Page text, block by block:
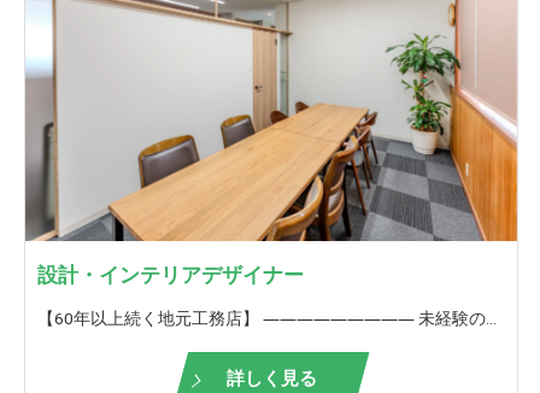
設計・インテリアデザイナー
詳しく見る